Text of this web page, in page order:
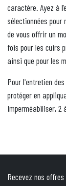
caractère. Ayez à
sélectionnées pour
de vous offrir un
fois pour les cuirs
ainsi que pour les
Pour l'entretien
protéger en
Imperméabiliser, 2
Recevez nos